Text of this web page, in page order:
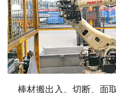
棒材搬出入、切断、面